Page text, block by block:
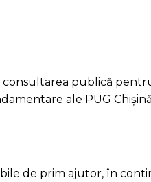
consultarea publică
ale PUG
de prim ajutor, în